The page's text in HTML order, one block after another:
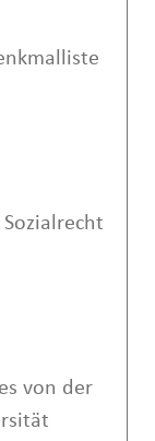
von der